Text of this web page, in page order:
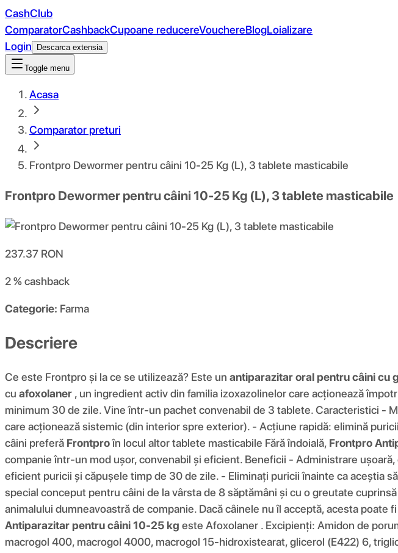
CashClub
ComparatorCashbackCupoane reducereVouchereBlogLoializare
Login
Descarca extensia
Toggle menu
Acasa
Comparator preturi
Frontpro Dewormer pentru câini 10-25 Kg (L), 3 tablete masticabile
Frontpro Dewormer pentru câini 10-25 Kg (L), 3 tablete masticabile
237.37 RON
2 %cashback
Categorie: Farma
Descriere
Ce este Frontpro și la ce se utilizează? Este un antiparazitar oral pentru câini cu
cu afoxolaner , un ingredient activ din familia izoxazolinelor care acționează
minimum 30 de zile. Vine într-un pachet convenabil de 3 tablete. Caracteristici -
care acționează sistemic (din interior spre exterior). - Acțiune rapidă: elimină
câini preferă Frontproîn locul altor tablete masticabile Fără îndoială, Frontpro
companie într-un mod ușor, convenabil și eficient. Beneficii - Administrare
eficient puricii și căpușele timp de 30 de zile. - Eliminați puricii înainte ca aceștia
special conceput pentru câini de la vârsta de 8 săptămâni și cu o greutate
animalului dumneavoastră de companie. Dacă câinele nu îl acceptă, acesta
Antiparazitar pentru câini 10-25 kg este Afoxolaner . Excipienți: Amidon de
macrogol 400, macrogol 4000, macrogol 15-hidroxistearat, glicerol (E422) 6,